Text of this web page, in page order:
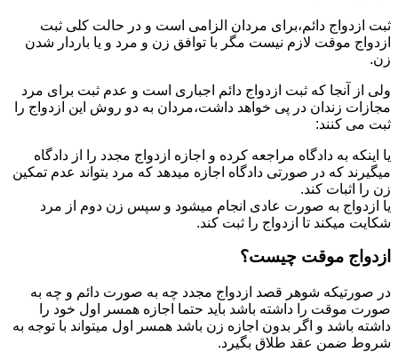
ثبت ازدواج دائم،برای مردان الزامی است و در حالت کلی ثبت
ازدواج موقت لازم نیست مگر با توافق زن و مرد و یا باردار شدن
زن.
ولی از آنجا که ثبت ازدواج دائم اجباری است و عدم ثبت برای مرد
مجازات زندان در پی خواهد داشت،مردان به دو روش این ازدواج را
ثبت می کنند:
یا اینکه به دادگاه مراجعه کرده و اجازه ازدواج مجدد را از دادگاه
میگیرند که در صورتی دادگاه اجازه میدهد که مرد بتواند عدم تمکین
زن را اثبات کند.
یا ازدواج به صورت عادی انجام میشود و سپس زن دوم از مرد
شکایت میکند تا ازدواج را ثبت کند.
ازدواج موقت چیست؟
در صورتیکه شوهر قصد ازدواج مجدد چه به صورت دائم و چه به
صورت موقت را داشته باشد باید حتما اجازه همسر اول خود را
داشته باشد و اگر بدون اجازه زن باشد همسر اول میتواند با توجه به
شروط ضمن عقد طلاق بگیرد.